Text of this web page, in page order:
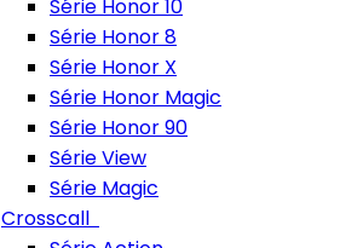
Série Honor 10
Série Honor 8
Série Honor X
Série Honor Magic
Série Honor 90
Série View
Série Magic
Crosscall